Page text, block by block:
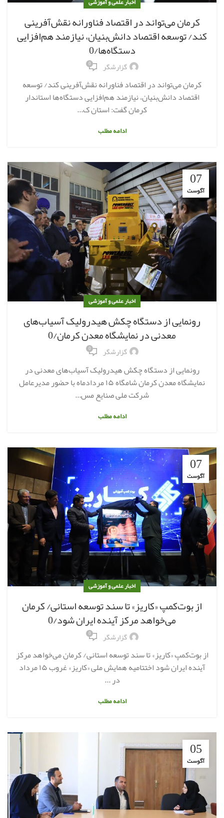
کرمان می‌تواند در اقتصاد فناورانه نقش‌آفرینی
کند/ توسعه اقتصاد دانش‌بنیان، نیازمند هم‌افزایی
دستگاه‌ها/0
گزارشگر 0
کرمان می‌تواند در اقتصاد فناورانه نقش‌آفرینی کند/ توسعه
اقتصاد دانش‌بنیان، نیازمند هم‌افزایی دستگاه‌ها استاندار
کرمان گفت: استان ک...
ادامه مطلب
07
آگوست
اخبار علمی و آموزشی
رونمایی از دستگاه چکش هیدرولیک آسیاب‌های
معدنی در نمایشگاه معدن کرمان/0
گزارشگر 0
رونمایی از دستگاه چکش هیدرولیک آسیاب‌های معدنی در
نمایشگاه معدن کرمان شامگاه ۱۵‌ مردادماه با حضور مدیرعامل
شرکت ملی صنایع مس...
ادامه مطلب
07
آگوست
اخبار علمی و آموزشی
از بوت‌کمپ «کاریز» تا سند توسعه استانی/ کرمان
می‌خواهد مرکز آینده ایران شود/0
گزارشگر 0
از بوت‌کمپ «کاریز» تا سند توسعه استانی/ کرمان می‌خواهد مرکز
آینده ایران شود اختتامیه همایش ملی «کاریز» غروب ۱۵ مرداد
در ...
ادامه مطلب
05
آگوست